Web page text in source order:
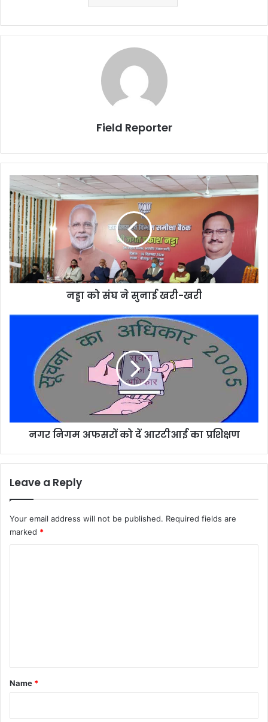
Field Reporter
नड्डा
को
संघ
ने
सुनाई
खरी-
खरी
नड्डा को संघ ने सुनाई खरी-खरी
आरटीआई
नगर निगम अफसरों को दें आरटीआई का प्रशिक्षण
Leave a Reply
Your email address will not be published. Required fields are
marked *
*
Name *